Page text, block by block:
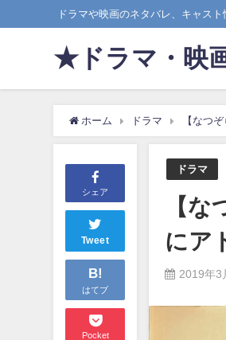
ドラマや映画のネタバレ、キャス
★ドラマ・映
ホーム ドラマ 【なつ
シェア
Tweet
B!
はてブ
Pocket
ドラマ
【
にア
2019年3